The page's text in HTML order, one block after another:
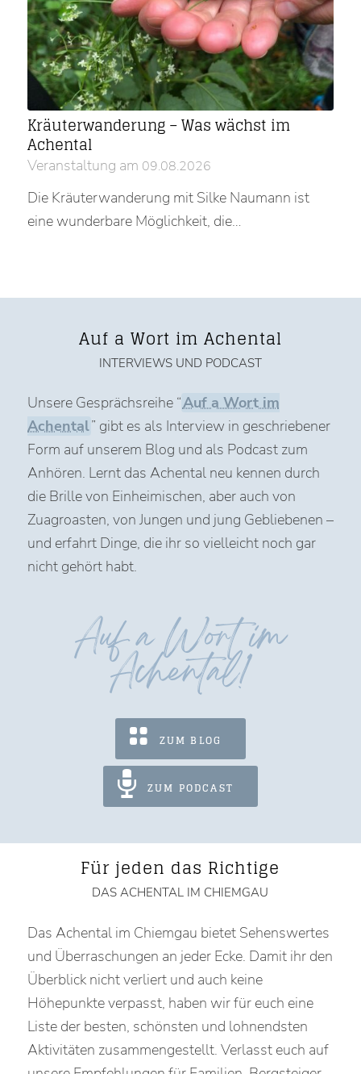
Kräuterwanderung – Was wächst im
Achental
Veranstaltung am 09.08.2026
Die Kräuterwanderung mit Silke Naumann ist
eine wunderbare Möglichkeit, die…
Auf a Wort im Achental
INTERVIEWS UND PODCAST
Unsere Gesprächsreihe “Auf a Wort im
Achental” gibt es als Interview in geschriebener
Form auf unserem Blog und als Podcast zum
Anhören. Lernt das Achental neu kennen durch
die Brille von Einheimischen, aber auch von
Zuagroasten, von Jungen und jung Gebliebenen –
und erfahrt Dinge, die ihr so vielleicht noch gar
nicht gehört habt.
Auf a Wort im
Achental!
ZUM BLOG
ZUM PODCAST
Für jeden das Richtige
DAS ACHENTAL IM CHIEMGAU
Das Achental im Chiemgau bietet Sehenswertes
und Überraschungen an jeder Ecke. Damit ihr den
Überblick nicht verliert und auch keine
Höhepunkte verpasst, haben wir für euch eine
Liste der besten, schönsten und lohnendsten
Aktivitäten zusammengestellt. Verlasst euch auf